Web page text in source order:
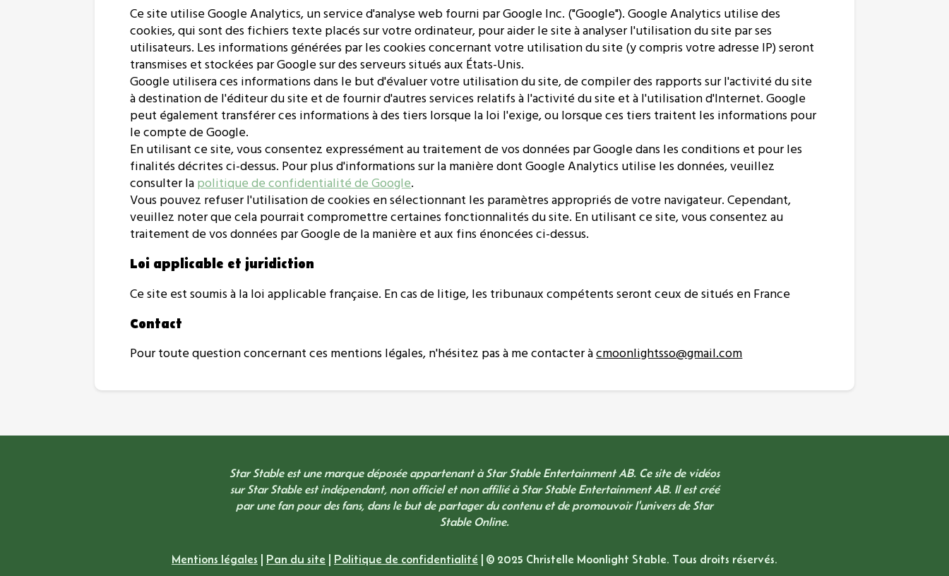
Ce site utilise Google Analytics, un service d'analyse web fourni par Google Inc. ("Google"). Google Analytics utilise des
cookies, qui sont des fichiers texte placés sur votre ordinateur, pour aider le site à analyser l'utilisation du site par ses
utilisateurs. Les informations générées par les cookies concernant votre utilisation du site (y compris votre adresse IP) seront
transmises et stockées par Google sur des serveurs situés aux États-Unis.
Google utilisera ces informations dans le but d'évaluer votre utilisation du site, de compiler des rapports sur l'activité du site
à destination de l'éditeur du site et de fournir d'autres services relatifs à l'activité du site et à l'utilisation d'Internet. Google
peut également transférer ces informations à des tiers lorsque la loi l'exige, ou lorsque ces tiers traitent les informations pour
le compte de Google.
En utilisant ce site, vous consentez expressément au traitement de vos données par Google dans les conditions et pour les
finalités décrites ci-dessus. Pour plus d'informations sur la manière dont Google Analytics utilise les données, veuillez
consulter la politique de confidentialité de Google.
Vous pouvez refuser l'utilisation de cookies en sélectionnant les paramètres appropriés de votre navigateur. Cependant,
veuillez noter que cela pourrait compromettre certaines fonctionnalités du site. En utilisant ce site, vous consentez au
traitement de vos données par Google de la manière et aux fins énoncées ci-dessus.
Loi applicable et juridiction
Ce site est soumis à la loi applicable française. En cas de litige, les tribunaux compétents seront ceux de situés en France
Contact
Pour toute question concernant ces mentions légales, n'hésitez pas à me contacter àcmoonlightsso@gmail.com
Star Stable est une marque déposée appartenant à Star Stable Entertainment AB. Ce site de vidéos
sur Star Stable est indépendant, non officiel et non affilié à Star Stable Entertainment AB. Il est créé
par une fan pour des fans, dans le but de partager du contenu et de promouvoir l'univers de Star
Stable Online.
Mentions légales Pan du site Politique de confidentialité | © 2025 Christelle Moonlight Stable. Tous droits réservés.